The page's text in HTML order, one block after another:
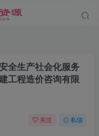
全生产社会化服务
工程造价咨询有限
关注 私信